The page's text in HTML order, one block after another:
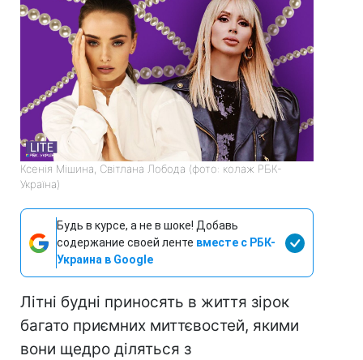
Ксенія Мішина, Світлана Лобода (фото: колаж РБК-
Україна)
Будь в курсе, а не в шоке! Добавь
содержание своей ленте вместе с РБК-
Украина в Google
Літні будні приносять в життя зірок
багато приємних миттєвостей, якими
вони щедро діляться з